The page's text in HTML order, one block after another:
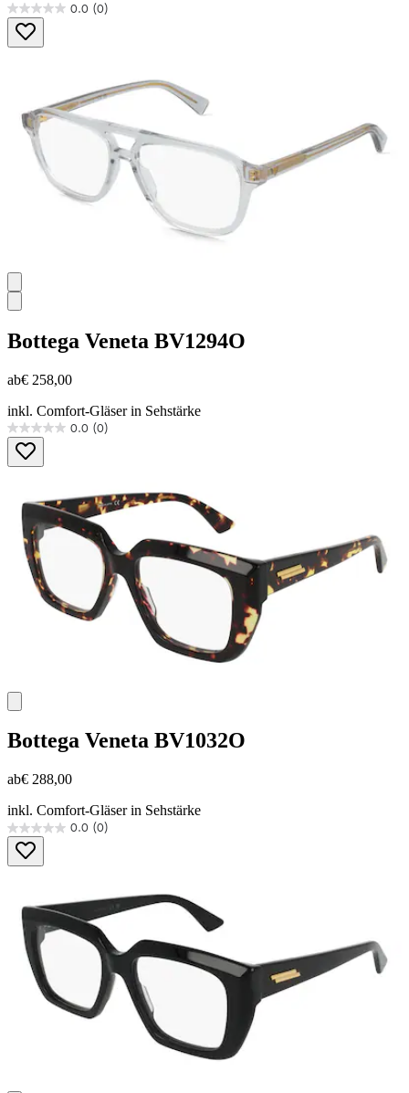
0.0 (0)
0.0
von
5
Bottega Veneta BV1294O
ab€ 258,00
inkl. Comfort-Gläser in Sehstärke
0.0 (0)
0.0
von
5
Bottega Veneta BV1032O
ab€ 288,00
inkl. Comfort-Gläser in Sehstärke
0.0 (0)
0.0
von
5